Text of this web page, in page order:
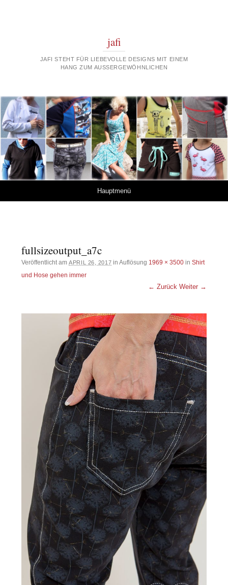
jafi
JAFI STEHT FÜR LIEBEVOLLE DESIGNS MIT EINEM
HANG ZUM AUSSERGEWÖHNLICHEN
Hauptmenü
fullsizeoutput_a7c
Veröffentlicht amAPRIL 26, 2017 in Auflösung 1969 × 3500 inShirt
und Hose gehen immer
← Zurück Weiter →